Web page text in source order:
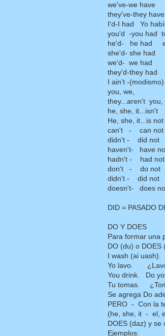
we've-we have
they've-they have
I'd-I had Yo
you'd -you had
he'd- he had
she'd- she had
we'd- we had
they'd-they had
I ain't -
you, we,
they...aren't you,
he, she, it...isn't
He, she, it...is not
can't - can not
didn't - did not
haven't- have
hadn't - had not
don't - do not
didn't - did not
doesn't- does
DID = PASADO
DO Y DOES
Para formar una
DO (du) o DOES
I wash (ai
Yo lavo.
You drink. Do
Tu tomas.
Se agrega Do
PERO - Con la
(he, she, it - el,
DOES (daz) y se
Ejemplos: